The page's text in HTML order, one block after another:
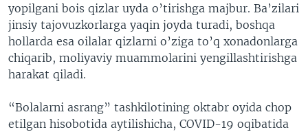
yopilgani bois qizlar uyda o’tirishga majbur. Ba’zilari
jinsiy tajovuzkorlarga yaqin joyda turadi, boshqa
hollarda esa oilalar qizlarni o’ziga to’q xonadonlarga
chiqarib, moliyaviy muammolarini yengillashtirishga
harakat qiladi.
“Bolalarni asrang” tashkilotining oktabr oyida chop
etilgan hisobotida aytilishicha, COVID-19 oqibatida